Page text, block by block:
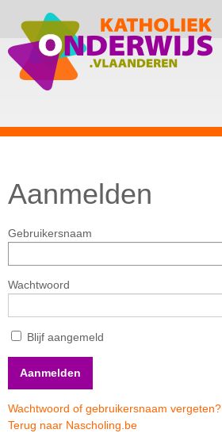
Aanmelden
Gebruikersnaam
Wachtwoord
Blijf aangemeld
Wachtwoord of gebruikersnaam vergeten?
Terug naar Nascholing.be